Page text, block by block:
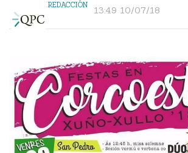
REDACCIÓN 13:49 10/07/18